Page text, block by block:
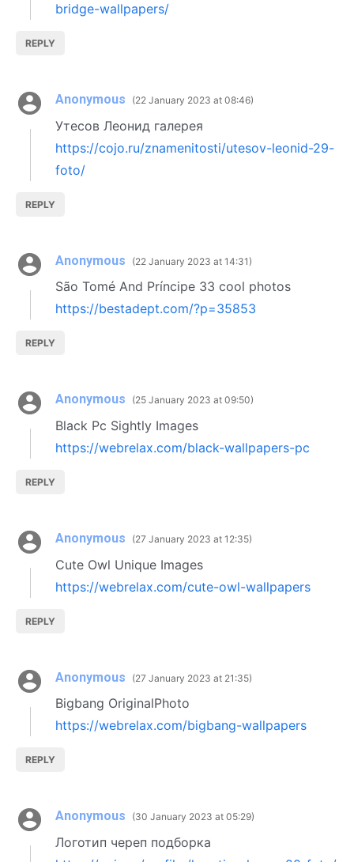
bridge-wallpapers/
REPLY
Anonymous 22 January 2023 at 08:46
Утесов Леонид галерея
https://cojo.ru/znamenitosti/utesov-leonid-29-
foto/
REPLY
Anonymous 22 January 2023 at 14:31
São Tomé And Príncipe 33 cool photos
https://bestadept.com/?p=35853
REPLY
Anonymous 25 January 2023 at 09:50
Black Pc Sightly Images
https://webrelax.com/black-wallpapers-pc
REPLY
Anonymous 27 January 2023 at 12:35
Cute Owl Unique Images
https://webrelax.com/cute-owl-wallpapers
REPLY
Anonymous 27 January 2023 at 21:35
Bigbang OriginalPhoto
https://webrelax.com/bigbang-wallpapers
REPLY
Anonymous 30 January 2023 at 05:29
Логотип череп подборка